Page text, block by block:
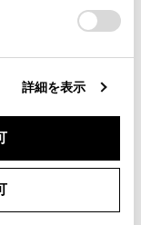
詳細を表示
いえ